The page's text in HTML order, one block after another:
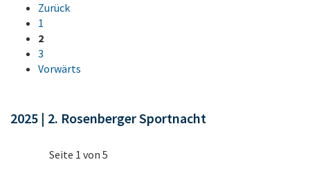
Zurück
1
2
3
Vorwärts
2025 | 2. Rosenberger Sportnacht
Seite 1 von 5